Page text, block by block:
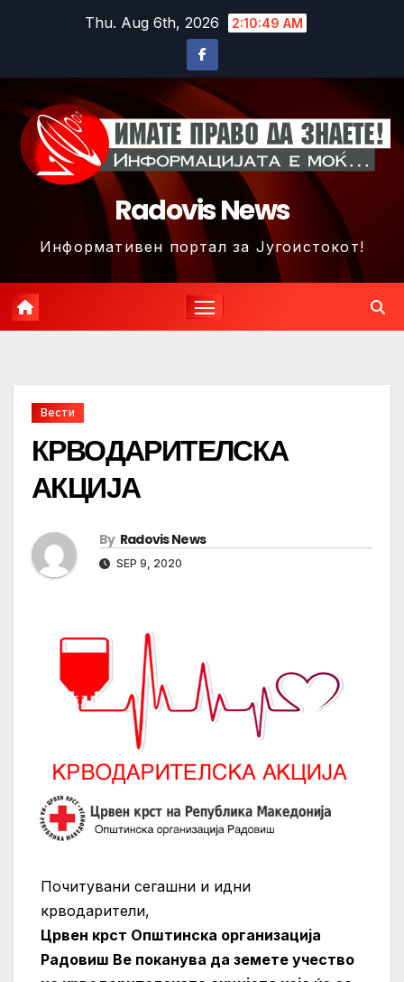
Thu. Aug 6th, 2026 2:10:52 AM
Radovis News
Информативен портал за Југоистокот!
Вести
КРВОДАРИТЕЛСКА
АКЦИЈА
By Radovis News
SEP 9, 2020
Почитувани сегашни и идни
крводарители,
Црвен крст Општинска организација
Радовиш Ве поканува да земете учество